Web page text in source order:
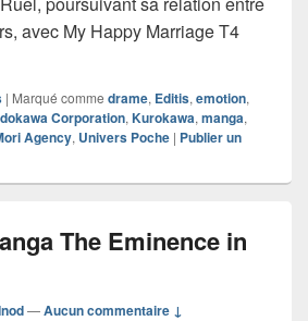
avec My Happy Marriage T4
| Marqué comme drame, Editis, emotion,
Corporation, Kurokawa, manga,
Agency, Univers Poche | Publier un
The Eminence in
—Aucun commentaire ↓